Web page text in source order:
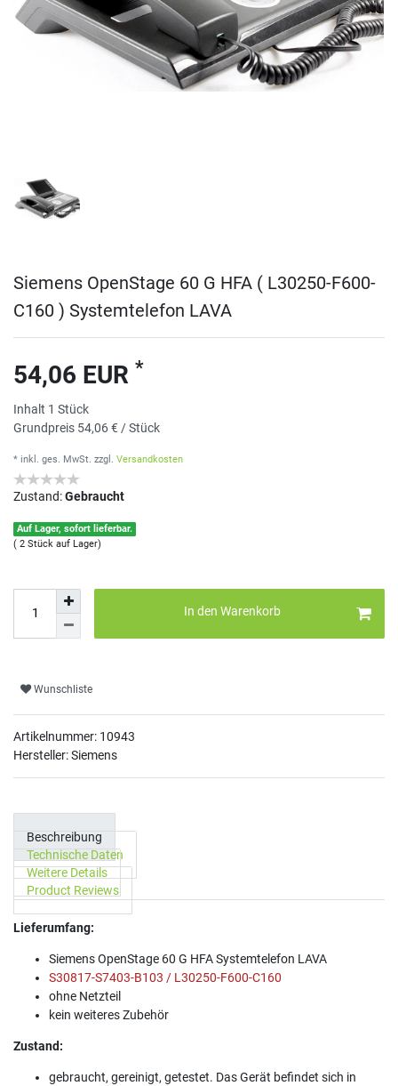
Siemens OpenStage 60 G HFA ( L30250-F600-
C160 ) Systemtelefon LAVA
54,06 EUR *
Inhalt 1 Stück
Grundpreis 54,06 € / Stück
* inkl. ges. MwSt. zzgl. Versandkosten
Zustand:Gebraucht
Auf Lager, sofort lieferbar.
( 2 Stück auf Lager)
In den Warenkorb
Wunschliste
Artikelnummer: 10943
Hersteller: Siemens
Beschreibung
Technische Daten
Weitere Details
Product Reviews
Lieferumfang:
Siemens OpenStage 60 G HFA Systemtelefon LAVA
S30817-S7403-B103 / L30250-F600-C160
ohne Netzteil
kein weiteres Zubehör
Zustand:
gebraucht, gereinigt, getestet. Das Gerät befindet sich in